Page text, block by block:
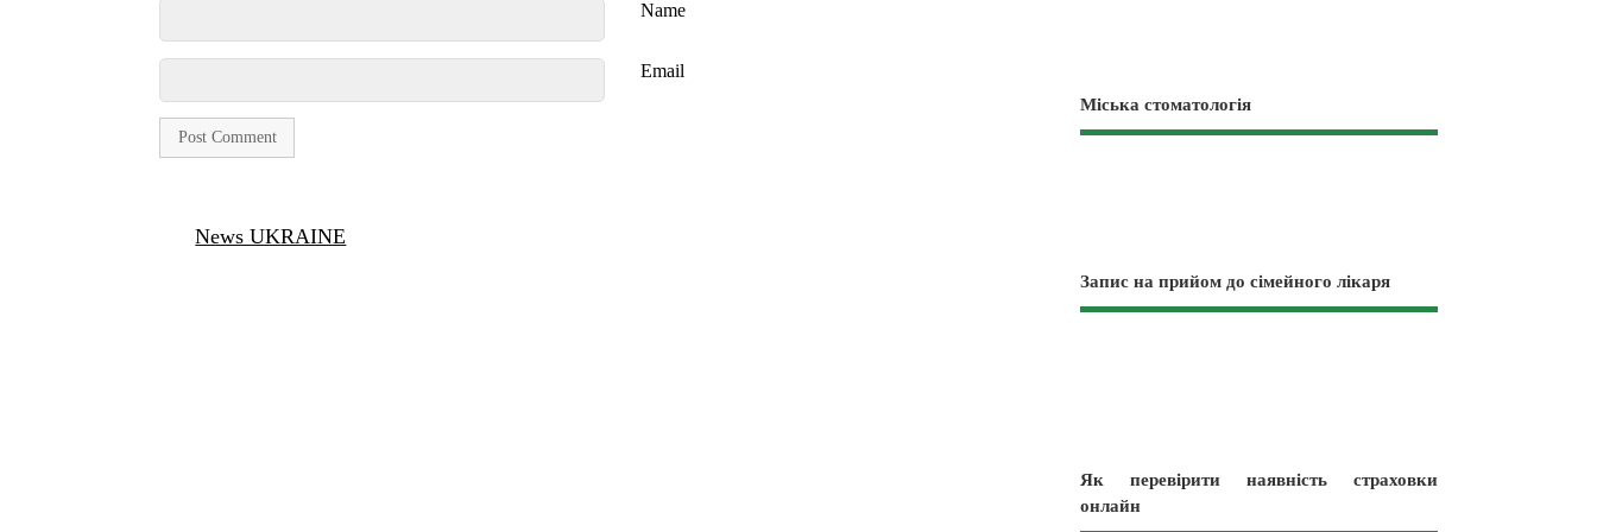
Name
Email
News UKRAINE
Міська стоматологія
Запис на прийом до сімейного лікаря
Як перевірити наявність страховки
онлайн